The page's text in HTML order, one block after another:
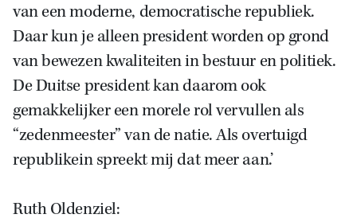
van een moderne, democratische republiek.
Daar kun je alleen president worden op grond
van bewezen kwaliteiten in bestuur en politiek.
De Duitse president kan daarom ook
gemakkelijker een morele rol vervullen als
“zedenmeester” van de natie. Als overtuigd
republikein spreekt mij dat meer aan.’
Ruth Oldenziel: